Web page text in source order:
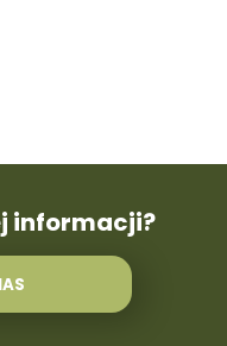
informacji?